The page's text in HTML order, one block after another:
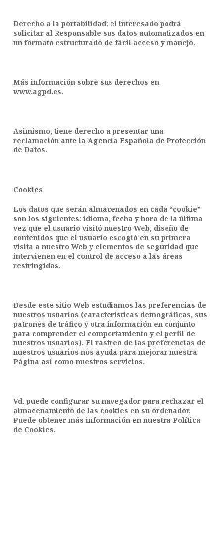
Derecho a la portabilidad: el interesado podrá
solicitar al Responsable sus datos automatizados en
un formato estructurado de fácil acceso y manejo.
Más información sobre sus derechos en
www.agpd.es.
Asimismo, tiene derecho a presentar una
reclamación ante la Agencia Española de Protección
de Datos.
Cookies
Los datos que serán almacenados en cada “cookie”
son los siguientes: idioma, fecha y hora de la última
vez que el usuario visitó nuestro Web, diseño de
contenidos que el usuario escogió en su primera
visita a nuestro Web y elementos de seguridad que
intervienen en el control de acceso a las áreas
restringidas.
Desde este sitio Web estudiamos las preferencias de
nuestros usuarios (características demográficas, sus
patrones de tráfico y otra información en conjunto
para comprender el comportamiento y el perfil de
nuestros usuarios). El rastreo de las preferencias de
nuestros usuarios nos ayuda para mejorar nuestra
Página así como nuestros servicios.
Vd. puede configurar su navegador para rechazar el
almacenamiento de las cookies en su ordenador.
Puede obtener más información en nuestra Política
de Cookies.